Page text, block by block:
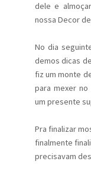
dele e
nossa Decor
No dia
demos dicas
fiz um monte
para mexer no
um presente
Pra finalizar
finalmente
precisavam